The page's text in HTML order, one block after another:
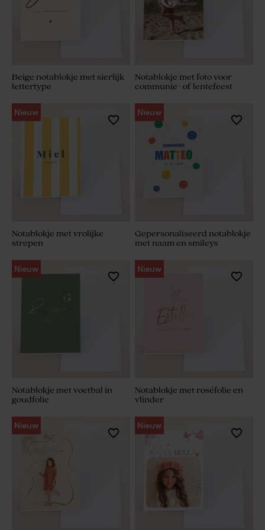
Beige notablokje met sierlijk
lettertype
Notablokje met foto voor
communie- of lentefeest
Nieuw
Notablokje met vrolijke
strepen
Nieuw
Gepersonaliseerd notablokje
met naam en smileys
Nieuw
Notablokje met voetbal in
goudfolie
Nieuw
Notablokje met roséfolie en
vlinder
Nieuw Nieuw